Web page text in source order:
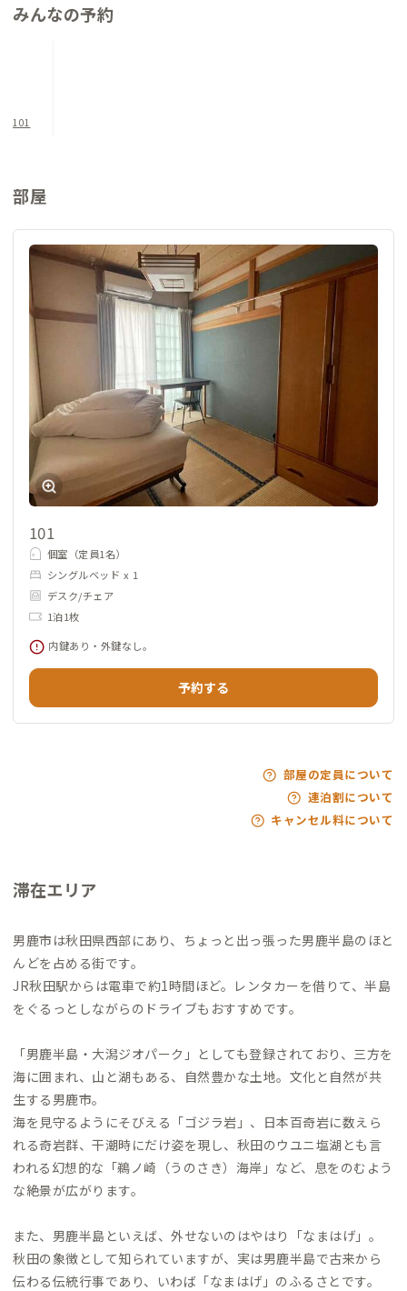
みんなの予約
101
部屋
101
個室（定員1名）
シングルベッド x 1
デスク/チェア
1泊1枚
内鍵あり・外鍵なし。
予約する
部屋の定員について
連泊割について
キャンセル料について
滞在エリア
男鹿市は秋田県西部にあり、ちょっと出っ張った男鹿半島のほと
んどを占める街です。
JR秋田駅からは電車で約1時間ほど。レンタカーを借りて、半島
をぐるっとしながらのドライブもおすすめです。
「男鹿半島・大潟ジオパーク」としても登録されており、三方を
海に囲まれ、山と湖もある、自然豊かな土地。文化と自然が共
生する男鹿市。
海を見守るようにそびえる「ゴジラ岩」、日本百奇岩に数えら
れる奇岩群、干潮時にだけ姿を現し、秋田のウユニ塩湖とも言
われる幻想的な「鵜ノ崎（うのさき）海岸」など、息をのむよう
な絶景が広がります。
また、男鹿半島といえば、外せないのはやはり「なまはげ」。
秋田の象徴として知られていますが、実は男鹿半島で古来から
伝わる伝統行事であり、いわば「なまはげ」のふるさとです。